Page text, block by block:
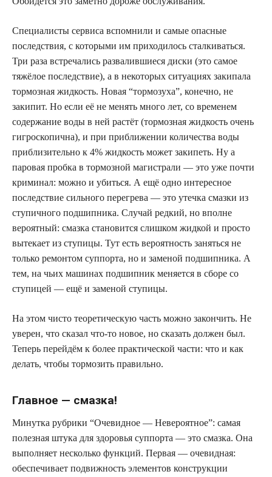
Специалисты сервиса вспомнили и самые опасные
последствия, с которыми им приходилось сталкиваться.
Три раза встречались развалившиеся диски (это самое
тяжёлое последствие), а в некоторых ситуациях закипала
тормозная жидкость. Новая “тормозуха”, конечно, не
закипит. Но если её не менять много лет, со временем
содержание воды в ней растёт (тормозная жидкость очень
гигроскопична), и при приближении количества воды
приблизительно к 4% жидкость может закипеть. Ну а
паровая пробка в тормозной магистрали — это уже почти
криминал: можно и убиться. А ещё одно интересное
последствие сильного перегрева — это утечка смазки из
ступичного подшипника. Случай редкий, но вполне
вероятный: смазка становится слишком жидкой и просто
вытекает из ступицы. Тут есть вероятность заняться не
только ремонтом суппорта, но и заменой подшипника. А
тем, на чьих машинах подшипник меняется в сборе со
ступицей — ещё и заменой ступицы.
На этом чисто теоретическую часть можно закончить. Не
уверен, что сказал что-то новое, но сказать должен был.
Теперь перейдём к более практической части: что и как
делать, чтобы тормозить правильно.
Главное — смазка!
Минутка рубрики “Очевидное — Невероятное”: самая
полезная штука для здоровья суппорта — это смазка. Она
выполняет несколько функций. Первая — очевидная:
обеспечивает подвижность элементов конструкции